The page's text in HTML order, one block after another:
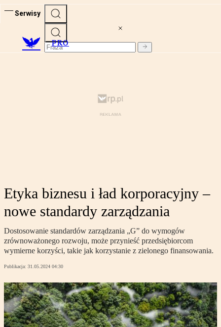
Serwisy
PRO
Etyka biznesu i ład korporacyjny –
nowe standardy zarządzania
Dostosowanie standardów zarządzania „G” do wymogów
zrównoważonego rozwoju, może przynieść przedsiębiorcom
wymierne korzyści, takie jak korzystanie z zielonego finansowania.
Publikacja: 31.05.2024 04:30